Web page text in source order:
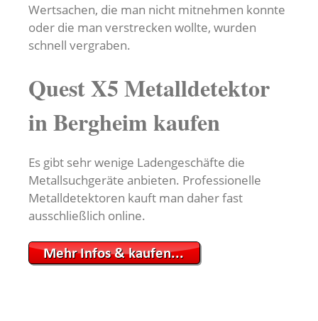
Wertsachen, die man nicht mitnehmen konnte
oder die man verstrecken wollte, wurden
schnell vergraben.
Quest X5 Metalldetektor
in Bergheim kaufen
Es gibt sehr wenige Ladengeschäfte die
Metallsuchgeräte anbieten. Professionelle
Metalldetektoren kauft man daher fast
ausschließlich online.